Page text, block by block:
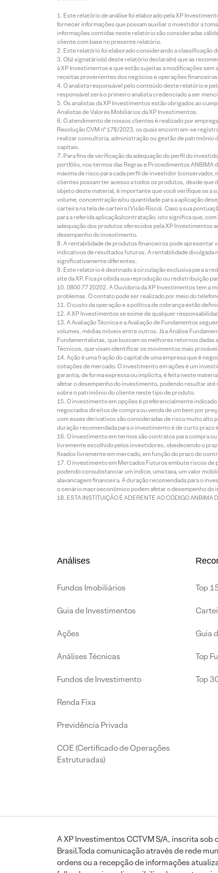
Este relatório de análise foi elaborado pela XP
fornecer informações que possam auxiliar o investidor a
informações contidas neste relatório são consideradas
cliente com base no presente relatório.
Este relatório foi elaborado considerando a classificação
O(s) signatário(s) deste relatório declara(m) que as
à XP Investimentos e que estão sujeitas a modificações
receitas provenientes dos negócios e operações
O analista responsável pelo conteúdo deste relatório e
responsável será o primeiro analista credenciado a ser
Os analistas da XP Investimentos estão obrigados ao
Analistas de Valores Mobiliários da XP Investimentos.
O atendimento de nossos clientes é realizado por
Resolução CVM nº 178/2023, os quais encontram-se
realizar consultoria, administração ou gestão de patrimônio
capitais.
Para fins de verificação da adequação do perfil do
portfólio, nos termos das Regras e Procedimentos
máxima de risco para cada perfil de investidor
clientes possam ter acesso a todos os produtos, desde que
objeto deste material, é importante que você verifique se a
volume, concentração e/ou quantidade para a aplicação
carteira na tela de carteira (Visão Risco). Caso a sua
para a referida aplicação/contratação, isto significa que,
adequação dos produtos oferecidos pela XP Investimentos
desempenho do investimento.
A rentabilidade de produtos financeiros pode apresentar
indicativos de resultados futuros. A rentabilidade divulgada
significativamente diferentes.
Este relatório é destinado à circulação exclusiva para a
site da XP. Fica proibida sua reprodução ou redistribuição
0800 77 20202. A Ouvidoria da XP Investimentos tem a
problemas. O contato pode ser realizado por meio do
O custo da operação e a política de cobrança estão
A XP Investimentos se exime de qualquer
A Avaliação Técnica e a Avaliação de Fundamentos
volumes, médias móveis entre outros. Já a Análise
Fundamentalistas, que buscam os melhores retornos
Técnicos, que visam identificar os movimentos mais
Ação é uma fração do capital de uma empresa que é
cotações de mercado. O investimento em ações é um
garantia, de forma expressa ou implícita, é feita neste
afetar o desempenho do investimento, podendo resultar
sobre o patrimônio do cliente neste tipo de produto.
O investimento em opções é preferencialmente
negociados direitos de compra ou venda de um bem por
com esses derivativos são consideradas de risco muito alto
duração recomendada para o investimento é de curto
O investimento em termos são contratos para compra
livremente escolhido pelos investidores, obedecendo o
fixados livremente em mercado, em função do prazo do
O investimento em Mercados Futuros embute riscos
podendo consubstanciar um índice, uma taxa, um valor
alavancagem financeira. A duração recomendada para o
o cenário macroeconômico podem afetar o desempenho do
ESTA INSTITUIÇÃO É ADERENTE AO CÓDIGO ANBIMA
Análises
Fundos Imobiliários
Guia de Investimentos
Ações
Análises Técnicas
Fundos de Investimento
Renda Fixa
Previdência Privada
COE (Certificado de Operações
Estruturadas)
Top
Guia
Top
Top
A XP Investimentos CCTVM S/A, inscrita
Brasil.Toda comunicação através de rede
ordens ou a recepção de informações